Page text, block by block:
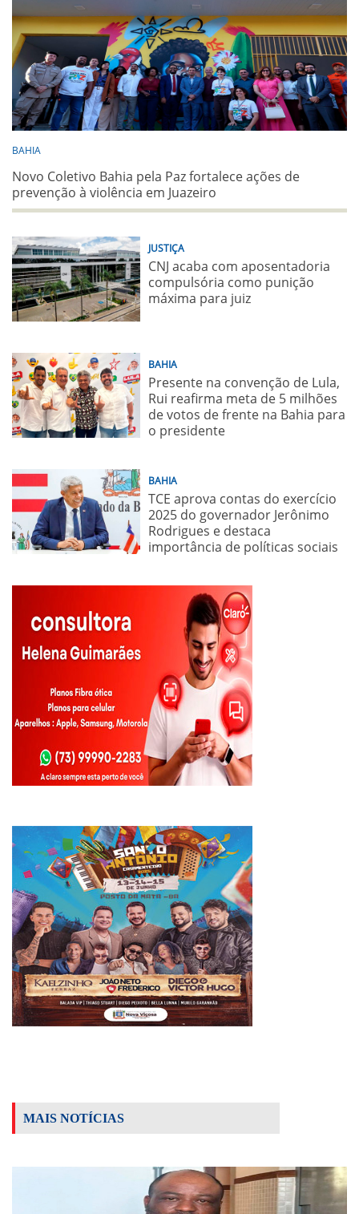
BAHIA
Novo Coletivo Bahia pela Paz fortalece ações de
prevenção à violência em Juazeiro
JUSTIÇA
CNJ acaba com aposentadoria
compulsória como punição
máxima para juiz
BAHIA
Presente na convenção de Lula,
Rui reafirma meta de 5 milhões
de votos de frente na Bahia para
o presidente
BAHIA
TCE aprova contas do exercício
2025 do governador Jerônimo
Rodrigues e destaca
importância de políticas sociais
MAIS NOTÍCIAS